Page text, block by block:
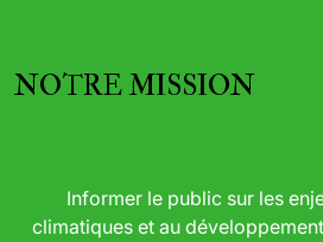
NOTRE MISSION
Informer le public sur les
climatiques et au